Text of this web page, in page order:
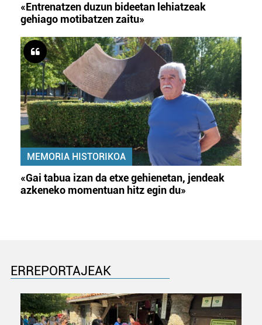
«Entrenatzen duzun bideetan lehiatzeak
gehiago motibatzen zaitu»
MEMORIA HISTORIKOA
«Gai tabua izan da etxe gehienetan, jendeak
azkeneko momentuan hitz egin du»
ERREPORTAJEAK